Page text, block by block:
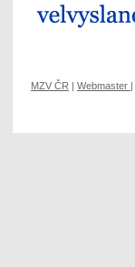
MZV ČR | Webmaster |